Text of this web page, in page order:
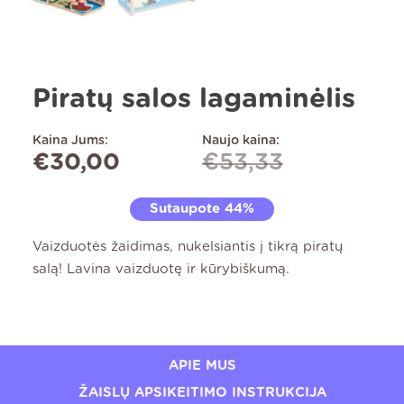
Piratų salos lagaminėlis
Kaina Jums:
€30,00
Naujo kaina:
€53,33
Sutaupote 44%
Vaizduotės žaidimas, nukelsiantis į tikrą piratų
salą! Lavina vaizduotę ir kūrybiškumą.
APIE MUS
ŽAISLŲ APSIKEITIMO INSTRUKCIJA